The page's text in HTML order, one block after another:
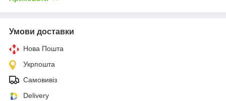
Умови доставки
Нова Пошта
Укрпошта
Самовивіз
Delivery